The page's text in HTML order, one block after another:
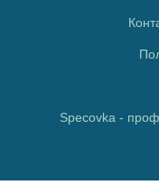
Specovka -